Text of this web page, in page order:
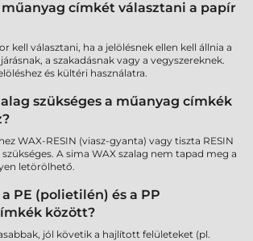
címkét választani a papír
kell választani, ha a jelölésnek ellen kell állnia a
a szakadásnak vagy a vegyszereknek.
és kültéri használatra.
szükséges a műanyag címkék
WAX-RESIN (viasz-gyanta) vagy tiszta RESIN
A sima WAX szalag nem tapad meg a
letörölhető.
PE (polietilén) és a PP
között?
jól követik a hajlított felületeket (pl.